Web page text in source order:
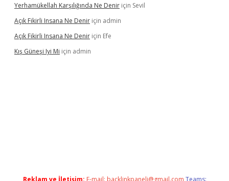
Yerhamükellah Karşılığında Ne Denir için Sevil
Açık Fikirli Insana Ne Denir için admin
Açık Fikirli Insana Ne Denir için Efe
Kış Güneşi Iyi Mi için admin
Reklam ve İletişim: E-mail: backlinkpaneli@gmail.com Teams: